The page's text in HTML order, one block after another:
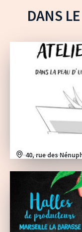
DANS
40, rue des